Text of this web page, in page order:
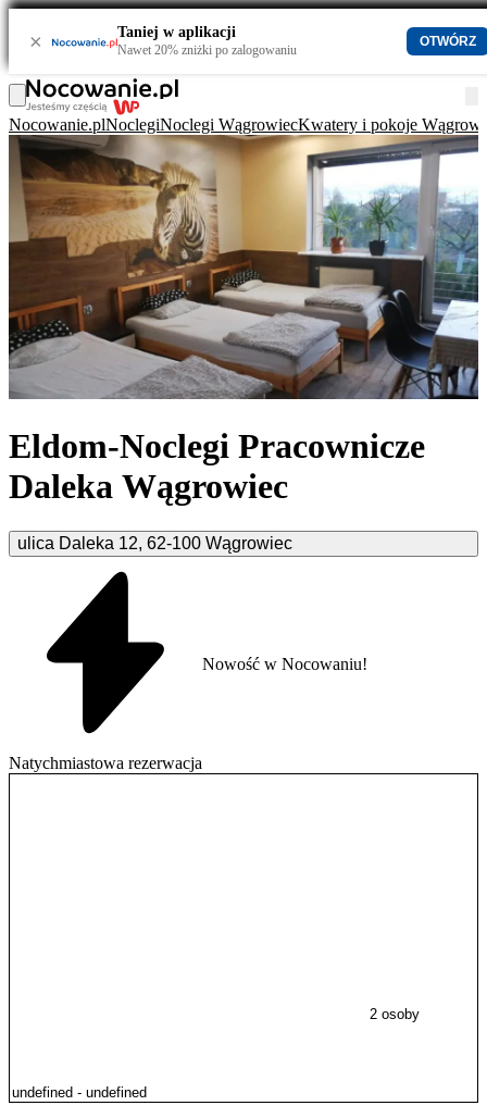
× Taniej w aplikacji
Nawet 20% zniżki po zalogowaniu
OTWÓRZ
Nocowanie.plNoclegiNoclegi WągrowiecKwatery i pokoje
Eldom-Noclegi Pracownicze
Daleka Wągrowiec
ulica Daleka 12, 62-100 Wągrowiec
Natychmiastowa rezerwacja
Nowość w Nocowaniu!
2 osoby